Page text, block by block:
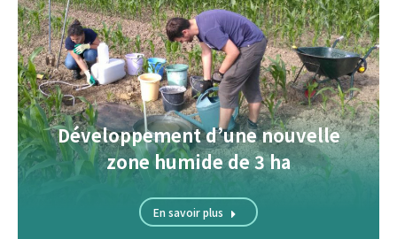
Développement d’une nouvelle
zone humide de 3 ha
En savoir plus